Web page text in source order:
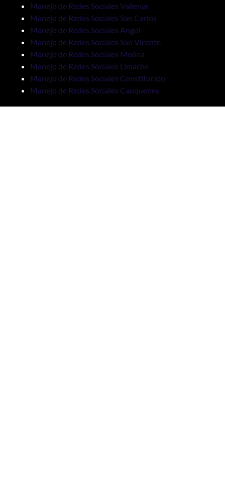
Manejo de Redes Sociales Vallenar
Manejo de Redes Sociales San Carlos
Manejo de Redes Sociales Angol
Manejo de Redes Sociales San Vicente
Manejo de Redes Sociales Molina
Manejo de Redes Sociales Limache
Manejo de Redes Sociales Constitución
Manejo de Redes Sociales Cauquenes